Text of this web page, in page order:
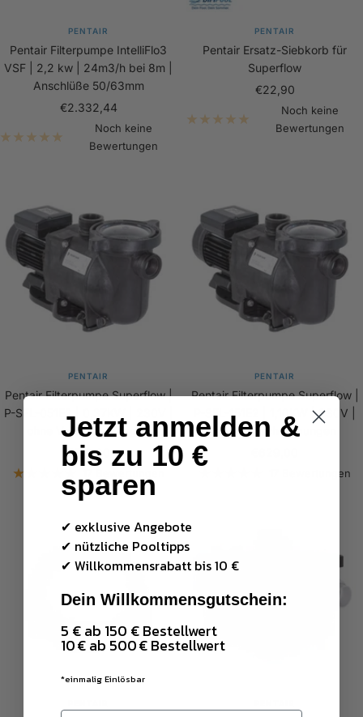
PENTAIR
Pentair Filterpumpe IntelliFlo3
VSF | 2,2 kw | 24m3/h bei 8m |
Anschlüße 50/63mm
Angebotspreis
€2.332,44
Noch keine
Bewertungen
PENTAIR
Pentair Ersatz-Siebkorb für
Superflow
Angebotspreis
€22,90
Noch keine
Bewertungen
PENTAIR
Pentair Filterpumpe Superflow |
P-SFL-051E2 | 0,37KW | 230V |
ohne Verschraubungen
Angebotspreis
€519,00
PENTAIR
Pentair Filterpumpe Superflow |
P-SFL-151E2 | 1,10KW | 230V |
ohne Verschraubungen
17 Bewertungen
Jetzt anmelden &
bis zu 10 €
sparen
✔ exklusive Angebote
✔ nützliche Pooltipps
✔ Willkommensrabatt bis 10 €
Dein Willkommensgutschein:
5 € ab 150 € Bestellwert
10 € ab 500 € Bestellwert
*einmalig Einlösbar